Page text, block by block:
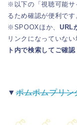
※以下の「視聴可能サ
るため確認が便利です
※SPOOXほか、 URL
リンクになっていない
ト内で検索してご確認
▼ポムポムプリ